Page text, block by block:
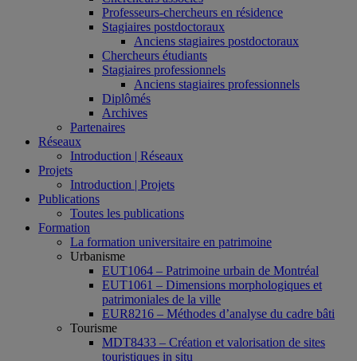
Professeurs-chercheurs en résidence
Stagiaires postdoctoraux
Anciens stagiaires postdoctoraux
Chercheurs étudiants
Stagiaires professionnels
Anciens stagiaires professionnels
Diplômés
Archives
Partenaires
Réseaux
Introduction | Réseaux
Projets
Introduction | Projets
Publications
Toutes les publications
Formation
La formation universitaire en patrimoine
Urbanisme
EUT1064 – Patrimoine urbain de Montréal
EUT1061 – Dimensions morphologiques et
patrimoniales de la ville
EUR8216 – Méthodes d’analyse du cadre bâti
Tourisme
MDT8433 – Création et valorisation de sites
touristiques in situ